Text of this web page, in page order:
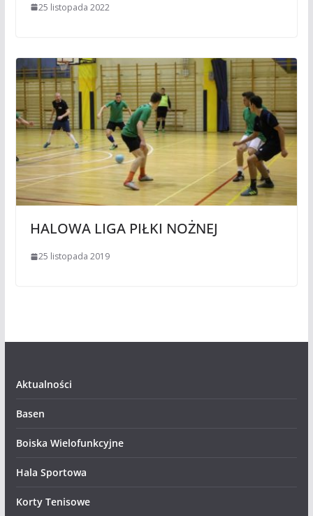
25 listopada 2022
HALOWA LIGA PIŁKI NOŻNEJ
25 listopada 2019
Aktualności
Basen
Boiska Wielofunkcyjne
Hala Sportowa
Korty Tenisowe